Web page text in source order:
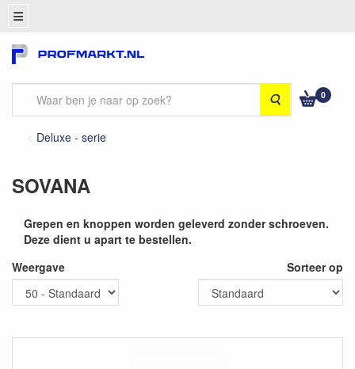
Zoeken 0
Deluxe - serie
SOVANA
Grepen en knoppen worden geleverd zonder schroeven.
Deze dient u apart te bestellen.
Weergave
Sorteer op